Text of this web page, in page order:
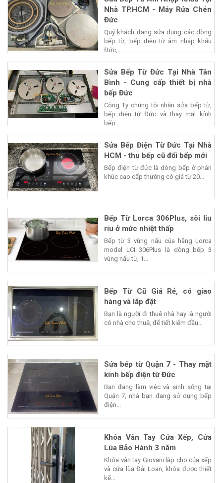
Nhà TP.HCM - Máy Rửa Chén
Đức
Quý khách đang sửa dụng các dòng
bếp từ, bếp điện từ âm nhập khẩu
Đức,...
Sửa Bếp Từ Đức Tại Nhà Tân
Bình - Cung cấp thiết bị nhà
bếp Đức
Công Ty chúng tôi nhận sửa bếp từ,
bếp điện từ Đức và thay mặt kính
bếp...
Sửa Bếp Điện Từ Đức Tại Nhà
HCM - thu bếp cũ đổi bếp mới
Bếp điện từ đức là dòng bếp ở phân
khúc cao cấp thường có giá từ 20...
Bếp Từ Lorca 306Plus, sôi liu
riu ở mức nhiệt thấp
Bếp từ 3 vùng nấu của hãng Lorca
model LCI 306Plus là dòng bếp 3
vùng nấu từ, 1...
Bếp Từ Cũ Giá Rẻ, có giao
hàng và lắp đặt
Bạn là người đi thuê nhà hay là người
có nhà cho thuê, để tiết kiểm đầu...
Sửa bếp từ Quận 7 - Thay mặt
kính bếp điện từ Đức
Bạn đang làm việc và sinh sống tại
Quận 7, nhà bạn đang sử dụng bếp
điện...
Khóa Vân Tay Cửa Xếp, Cửa
Lùa Bảo Hành 3 năm
Khóa vân tay Giovani lắp cho của xếp
và cửa lùa Đài Loan, khóa được thiết
kế...